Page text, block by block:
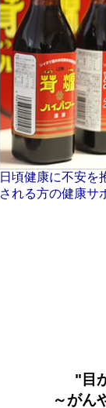
日頃健康に不安を
される方の健康サ
"目
～がん